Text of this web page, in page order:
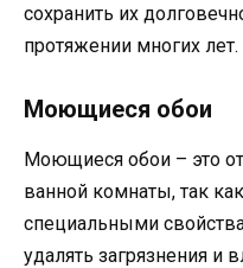
сохранить их
протяжении многих лет.
Моющиеся обои
Моющиеся обои – это
ванной комнаты, так
специальными
удалять загрязнения и